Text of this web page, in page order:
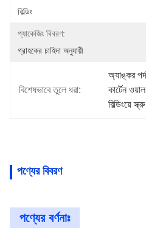
বিল্ডিং
প্যাকেজিং বিবরণ:
গ্রাহকের চাহিদা অনুযায়ী
বিশেষভাবে তুলে ধরা:
অ্যাঙ্কর
কার্টেন
বিল্ডিংয়ে
পণ্যের বিবরণ
পণ্যের বর্ণনাঃ